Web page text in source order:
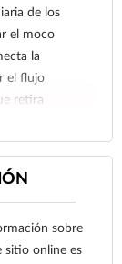
de los
el moco
la
el flujo
retira
y
los
sobre
sitio online es